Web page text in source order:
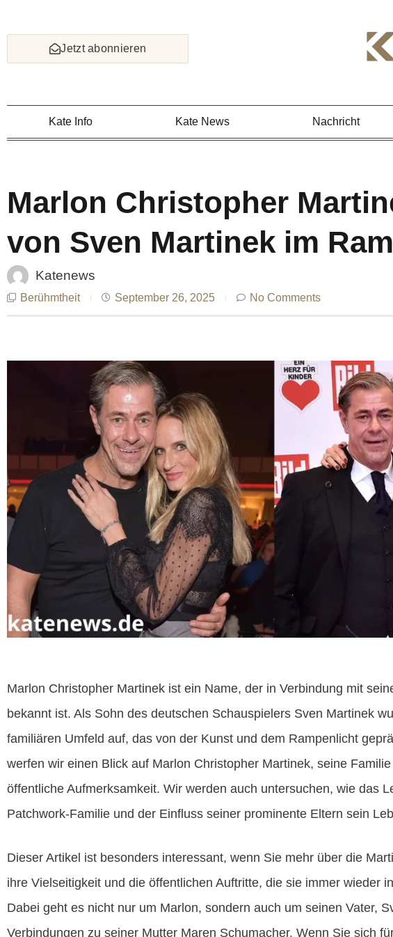
Jetzt abonnieren
Kate Info Kate News Nachricht
Marlon Christopher
von Sven Martinek im
Katenews
Berühmtheit September 26, 2025 No Comments
Marlon Christopher Martinek ist ein Name, der in Verbindung mit
bekannt ist. Als Sohn des deutschen Schauspielers Sven Martinek
familiären Umfeld auf, das von der Kunst und dem Rampenlicht
werfen wir einen Blick auf Marlon Christopher Martinek, seine
öffentliche Aufmerksamkeit. Wir werden auch untersuchen, wie das
Patchwork-Familie und der Einfluss seiner prominente Eltern sein
Dieser Artikel ist besonders interessant, wenn Sie mehr über die
ihre Vielseitigkeit und die öffentlichen Auftritte, die sie immer wieder
Dabei geht es nicht nur um Marlon, sondern auch um seinen Vater,
Verbindungen zu seiner Mutter Maren Schumacher. Wenn Sie sich